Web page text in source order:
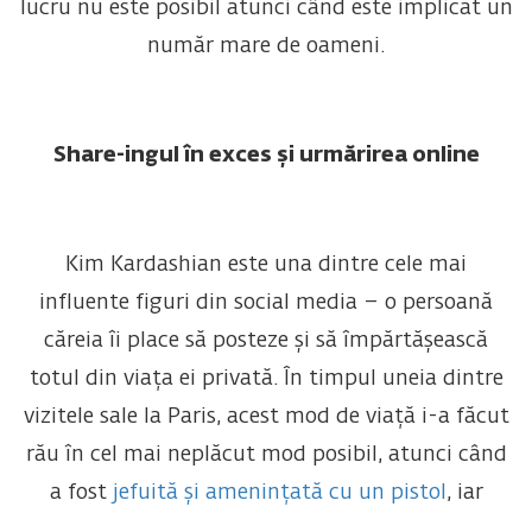
lucru nu este posibil atunci când este implicat un
număr mare de oameni.
Share-ingul în exces și urmărirea online
Kim Kardashian este una dintre cele mai
influente figuri din social media – o persoană
căreia îi place să posteze și să împărtășească
totul din viața ei privată. În timpul uneia dintre
vizitele sale la Paris, acest mod de viață i-a făcut
rău în cel mai neplăcut mod posibil, atunci când
a fost jefuită și amenințată cu un pistol , iar